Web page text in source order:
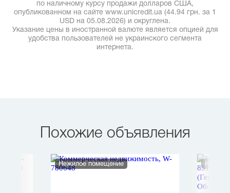
по наличному курсу продажи долларов США,
опубликованном на сайте www.unicredit.ua (44.94 грн. за 1
USD на 05.08.2026) и округлена.
Указание цены в иностранной валюте является опцией для
удобства пользователей не украинского сегмента
интернета.
Похожие объявления
Нежилое помещение